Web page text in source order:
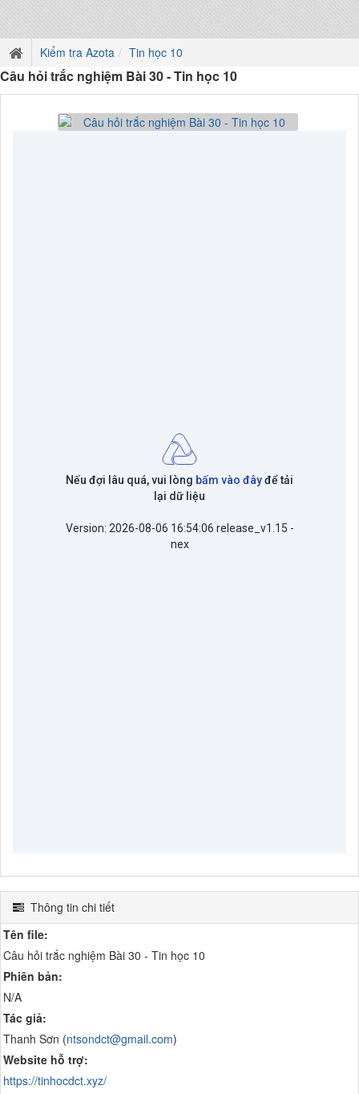
Kiểm tra Azota Tin học 10
Câu hỏi trắc nghiệm Bài 30 - Tin học 10
Thông tin chi tiết
Tên file:
Câu hỏi trắc nghiệm Bài 30 - Tin học 10
Phiên bản:
N/A
Tác giả:
Thanh Sơn (ntsondct@gmail.com)
Website hỗ trợ:
https://tinhocdct.xyz/